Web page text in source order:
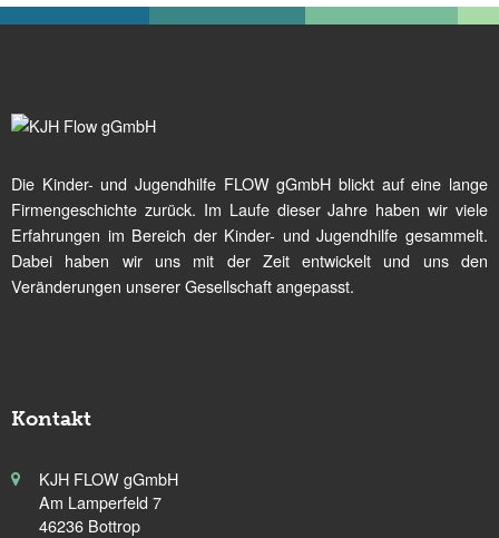
Die Kinder- und Jugendhilfe FLOW gGmbH blickt auf eine lange
Firmengeschichte zurück. Im Laufe dieser Jahre haben wir viele
Erfahrungen im Bereich der Kinder- und Jugendhilfe gesammelt.
Dabei haben wir uns mit der Zeit entwickelt und uns den
Veränderungen unserer Gesellschaft angepasst.
Kontakt
KJH FLOW gGmbH
Am Lamperfeld 7
46236 Bottrop